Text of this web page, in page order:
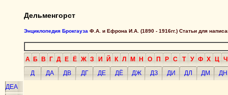
Дельменгорст
Энциклопедия Брокгауза Ф.А. и Ефрона И.А. (1890 - 1916гг.) Статьи для
А Б В Г Д Е Ё Ж З И Й К Л М Н О П Р С Т У Ф Х Ц Ч
Д
ДА ДВ ДГ ДЕ ДЁ ДЖ ДЗ ДИ ДЛ ДМ
ДН
ДЕА